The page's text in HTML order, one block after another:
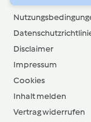
Disclaimer
Impressum
Cookies
Inhalt melden
Vertrag widerrufen